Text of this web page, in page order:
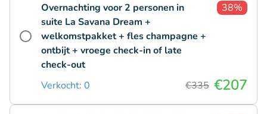
Overnachting voor 2 personen in
suite La Savana Dream +
welkomstpakket + fles champagne +
ontbijt + vroege check-in of late
check-out
38%
Verkocht: 0 €335 €207